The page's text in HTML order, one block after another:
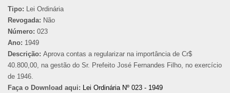
Tipo: Lei Ordinária
Revogada: Não
Número: 023
Ano: 1949
Descrição: Aprova contas a regularizar na importância de Cr$
40.800,00, na gestão do Sr. Prefeito José Fernandes Filho, no exercício
de 1946.
Faça o Download aqui: Lei Ordinária Nº 023 - 1949